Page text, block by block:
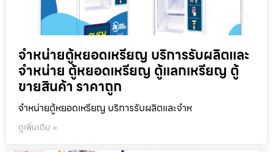
จำหน่ายตู้หยอดเหรียญ บริการรับผลิตและ
จำหน่าย ตู้หยอดเหรียญ ตู้แลกเหรียญ ตู้
ขายสินค้า ราคาถูก
จำหน่ายตู้หยอดเหรียญ บริการรับผลิตและจำห
ดูเพิ่มเติม »